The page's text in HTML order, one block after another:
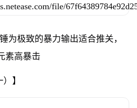
为极致的暴力输出适合推关，
素高暴击
】